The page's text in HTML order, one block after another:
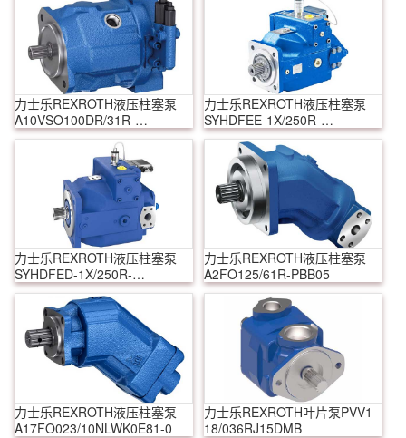
力士乐REXROTH液压柱塞泵
A10VSO100DR/31R-
PPA12N00
力士乐REXROTH液压柱塞泵
SYHDFEE-1X/250R-
VZB25U99-0000-A0A1V
力士乐REXROTH液压柱塞泵
SYHDFED-1X/250R-
VZB13N00-0000-A0ANV
力士乐REXROTH液压柱塞泵
A2FO125/61R-PBB05
力士乐REXROTH液压柱塞泵
A17FO023/10NLWK0E81-0
力士乐REXROTH叶片泵PVV1-
18/036RJ15DMB